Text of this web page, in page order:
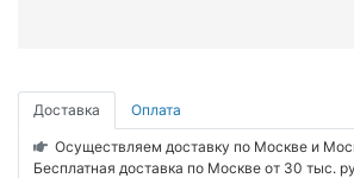
Доставка Оплата
Осуществляем доставку по Москве и
Бесплатная доставка по Москве от 30 тыс.